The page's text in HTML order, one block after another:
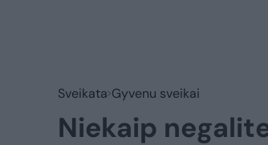
Sveikata Gyvenu sveikai
Niekaip